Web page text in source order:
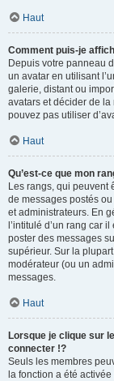
Haut
Comment puis-je
Depuis votre panneau
un avatar en utilisant
galerie, distant ou
avatars et décider de
pouvez pas utiliser
Haut
Qu’est-ce que mon
Les rangs, qui peuvent
de messages postés
et administrateurs. En
l’intitulé d’un rang car
poster des messages
supérieur. Sur la
modérateur (ou un
messages.
Haut
Lorsque je clique sur
connecter !?
Seuls les membres
la fonction a été